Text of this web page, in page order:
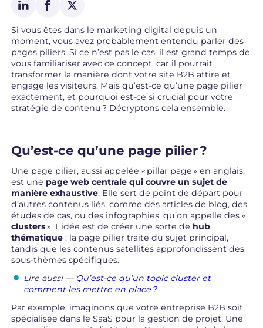
Si vous êtes dans le marketing digital depuis un
moment, vous avez probablement entendu parler des
pages piliers. Si ce n’est pas le cas, il est grand temps de
vous familiariser avec ce concept, car il pourrait
transformer la manière dont votre site B2B attire et
engage les visiteurs. Mais qu’est-ce qu’une page pilier
exactement, et pourquoi est-ce si crucial pour votre
stratégie de contenu ? Décryptons cela ensemble.
Qu’est-ce qu’une page pilier ?
Une page pilier, aussi appelée « pillar page » en anglais,
est une page web centrale qui couvre un sujet de
manière exhaustive. Elle sert de point de départ pour
d’autres contenus liés, comme des articles de blog, des
études de cas, ou des infographies, qu’on appelle des «
clusters». L’idée est de créer une sorte de hub
thématique : la page pilier traite du sujet principal,
tandis que les contenus satellites approfondissent des
sous-thèmes spécifiques.
Lire aussi — Qu’est-ce qu’un topic cluster et
comment les mettre en place?
Par exemple, imaginons que votre entreprise B2B soit
spécialisée dans le SaaS pour la gestion de projet. Une